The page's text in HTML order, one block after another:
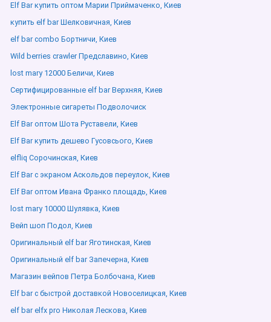
Elf Bar купить оптом Марии Приймаченко, Киев
купить elf bar Шелковичная, Киев
elf bar combo Бортничи, Киев
Wild berries crawler Предславино, Киев
lost mary 12000 Беличи, Киев
Сертифицированные elf bar Верхняя, Киев
Электронные сигареты Подволочиск
Elf Bar оптом Шота Руставели, Киев
Elf Bar купить дешево Гусовсього, Киев
elfliq Сорочинская, Киев
Elf Bar с экраном Аскольдов переулок, Киев
Elf Bar оптом Ивана Франко площадь, Киев
lost mary 10000 Шулявка, Киев
Вейп шоп Подол, Киев
Оригинальный elf bar Яготинская, Киев
Оригинальный elf bar Запечерна, Киев
Магазин вейпов Петра Болбочана, Киев
Elf bar с быстрой доставкой Новоселицкая, Киев
elf bar elfx pro Николая Лескова, Киев